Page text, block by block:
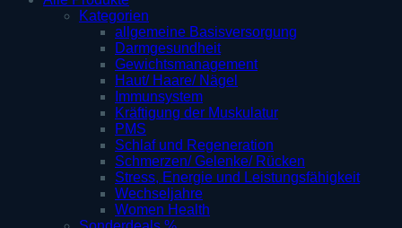
Kategorien
allgemeine Basisversorgung
Darmgesundheit
Gewichtsmanagement
Haut/ Haare/ Nägel
Immunsystem
Kräftigung der Muskulatur
PMS
Schlaf und Regeneration
Schmerzen/ Gelenke/ Rücken
Stress, Energie und Leistungsfähigkeit
Wechseljahre
Women Health